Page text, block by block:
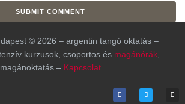
© 2026 – argentin tangó oktatás –
kurzusok, csoportos és magánórák
magánoktatás – Kapcsolat